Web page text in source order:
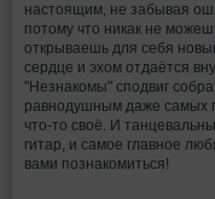
настоящим, не забывая
потому что никак не
открываешь для себя
сердце и эхом отдаётся
"Незнакомы" сподвиг
равнодушным даже самых
что-то своё. И
гитар, и самое главное
вами познакомиться!